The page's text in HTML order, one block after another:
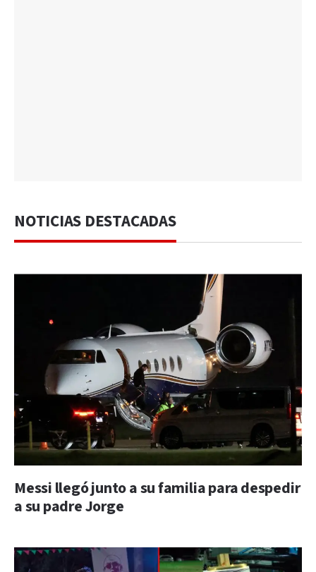
NOTICIAS DESTACADAS
Messi llegó junto a su familia para despedir
a su padre Jorge